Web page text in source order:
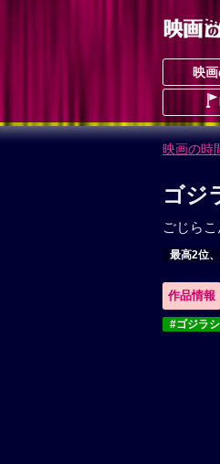
映
映画の時
ゴジ
ごじら
最高2位
作品情報
#ゴジラ